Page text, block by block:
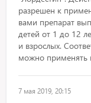
разрешен к
вами препарат
детей от 1 до 12
и взрослых.
можно применять
7 мая 2019, 20:15